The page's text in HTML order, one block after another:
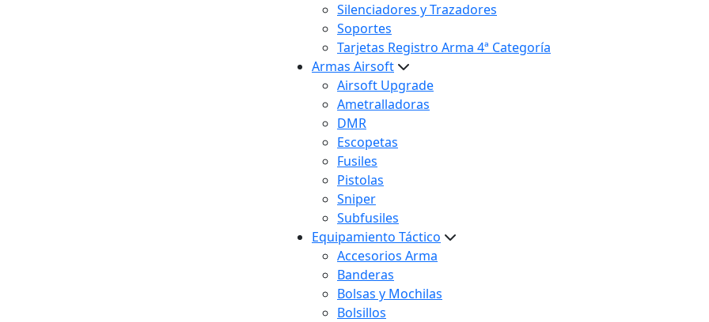
Silenciadores y Trazadores
Soportes
Tarjetas Registro Arma 4ª Categoría
Armas Airsoft
Airsoft Upgrade
Ametralladoras
DMR
Escopetas
Fusiles
Pistolas
Sniper
Subfusiles
Equipamiento Táctico
Accesorios Arma
Banderas
Bolsas y Mochilas
Bolsillos